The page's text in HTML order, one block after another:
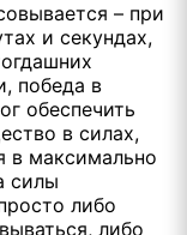
– при
и секундах,
победа в
обеспечить
в силах,
в максимально
силы
либо
либо